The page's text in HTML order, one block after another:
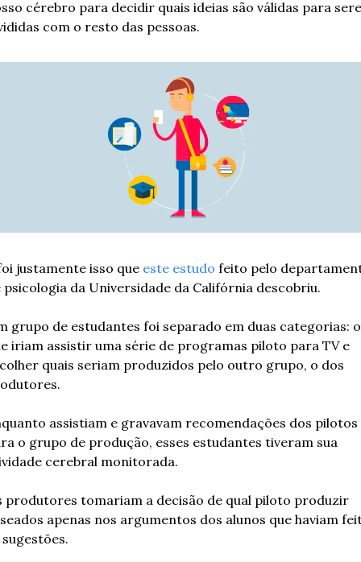
cérebro para decidir quais ideias são válidas para
com o resto das pessoas.
justamente isso que este estudo feito pelo
psicologia da Universidade da Califórnia descobriu.
grupo de estudantes foi separado em duas categorias:
iriam assistir uma série de programas piloto para TV e
quais seriam produzidos pelo outro grupo, o dos
assistiam e gravavam recomendações dos pilotos
o grupo de produção, esses estudantes tiveram sua
cerebral monitorada.
produtores tomariam a decisão de qual piloto produzir
apenas nos argumentos dos alunos que haviam
sugestões.